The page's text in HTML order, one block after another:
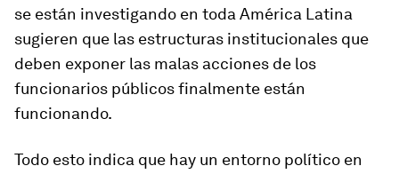
se están investigando en toda América Latina
sugieren que las estructuras institucionales que
deben exponer las malas acciones de los
funcionarios públicos finalmente están
funcionando.
Todo esto indica que hay un entorno político en